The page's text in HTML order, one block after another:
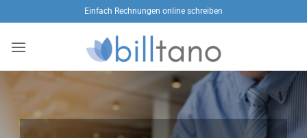
Inhalt
springen
Einfach Rechnungen online schreiben